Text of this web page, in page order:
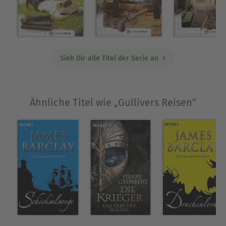
Über Dirk Walbrecker
DIRK WALBRECKER wurde in Wuppertal geboren
und zog nach dem Abitur nach München. Dort
Theaterwissenschaften und schließlich
arbeitete er einige Jahre als Lehrer. Mit 42
beschloss er, endlich freiberuflicher Autor zu
werden. So entstanden u.a. weit über 50 Kinder-
und Jugend-Bücher, inzwischen in 15 Sprachen
übersetzt, einige auch mit Preisen ausgezeichnet.
In den vielen letzten Jahren wird der Autor in
allen deutschsprachigen Ländern häufig zu
Lesungen bzw. Autoren-Begegnungen eingeladen,
außerdem zu, meist einwöchigen,
Sieh Dir alle Titel der Serie an
Ähnliche Titel wie „Gullivers Reisen“